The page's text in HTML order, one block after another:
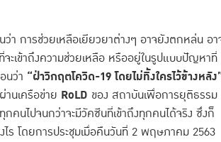
า การช่วยเหลือเยียวยาต่างๆ อาจยังตกหล่น อา
ะเข้าถึงความช่วยเหลือ หรืออยู่ในรูปแบบปัญหาที่
นว่า “ฝ่าวิกฤตโควิด-19 โดยไม่ทิ้งใครไว้ข้างหลัง
ผ่านเครือข่าย RoLD ของ สถาบันเพื่อการยุติธรรม
คนไปจนกว่าจะมีวัคซีนที่เข้าถึงทุกคนได้จริง ซึ่งก็
งไร โดยการประชุมเมื่อคืนวันที่ 2 พฤษภาคม 2563